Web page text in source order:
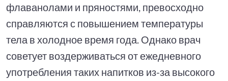
флаванолами и пряностями, превосходно
справляются с повышением температуры
тела в холодное время года. Однако врач
советует воздерживаться от ежедневного
употребления таких напитков из-за высокого